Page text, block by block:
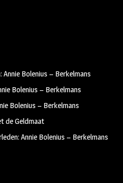
Annie Bolenius – Berkelmans
Bolenius – Berkelmans
Bolenius – Berkelmans
de Geldmaat
Annie Bolenius – Berkelmans